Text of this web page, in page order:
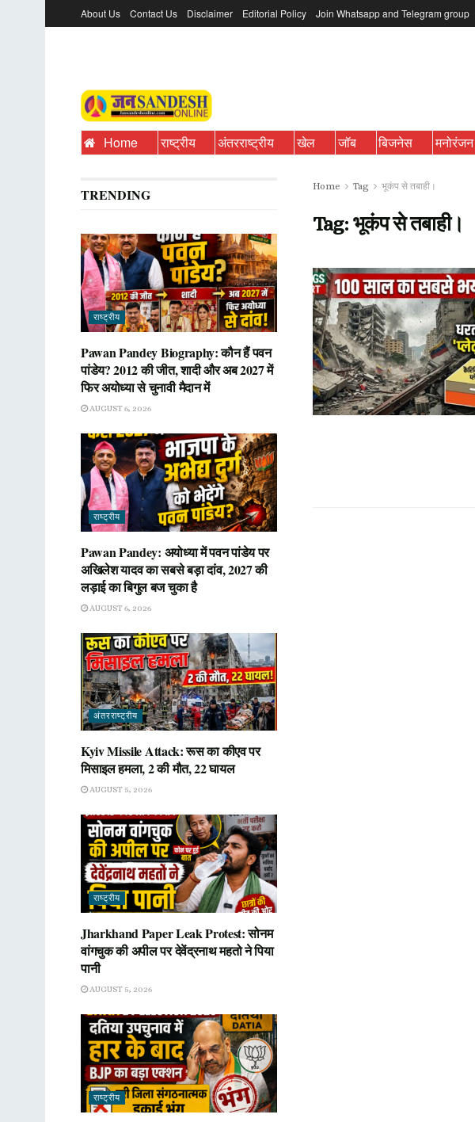
About Us Contact Us Disclaimer Editorial Policy Join Whatsapp and Telegram group
Home राष्ट्रीय अंतरराष्ट्रीय खेल जॉब बिजनेस मनोरंजन
Home Tag भूकंप से तबाही।
Tag: भूकंप से तबाही।
TRENDING
राष्ट्रीय
Pawan Pandey Biography: कौन हैं पवन
पांडेय? 2012 की जीत, शादी और अब 2027 में
फिर अयोध्या से चुनावी मैदान में
AUGUST 6, 2026
राष्ट्रीय
Pawan Pandey: अयोध्या में पवन पांडेय पर
अखिलेश यादव का सबसे बड़ा दांव, 2027 की
लड़ाई का बिगुल बज चुका है
AUGUST 6, 2026
अंतरराष्ट्रीय
Kyiv Missile Attack: रूस का कीएव पर
मिसाइल हमला, 2 की मौत, 22 घायल
AUGUST 5, 2026
राष्ट्रीय
Jharkhand Paper Leak Protest: सोनम
वांगचुक की अपील पर देवेंद्रनाथ महतो ने पिया
पानी
AUGUST 5, 2026
राष्ट्रीय